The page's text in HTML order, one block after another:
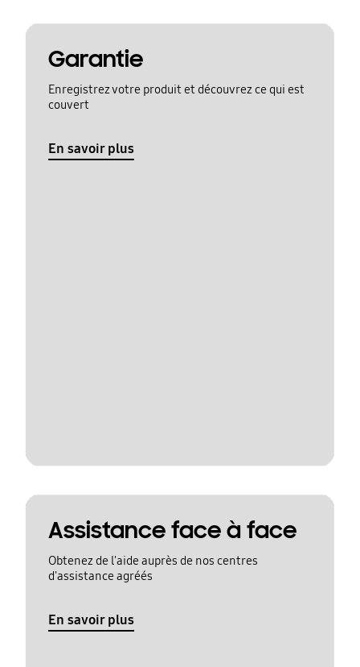
Garantie
Enregistrez votre produit et découvrez ce qui est
couvert
En savoir plus
Assistance face à face
Obtenez de l'aide auprès de nos centres
d'assistance agréés
En savoir plus